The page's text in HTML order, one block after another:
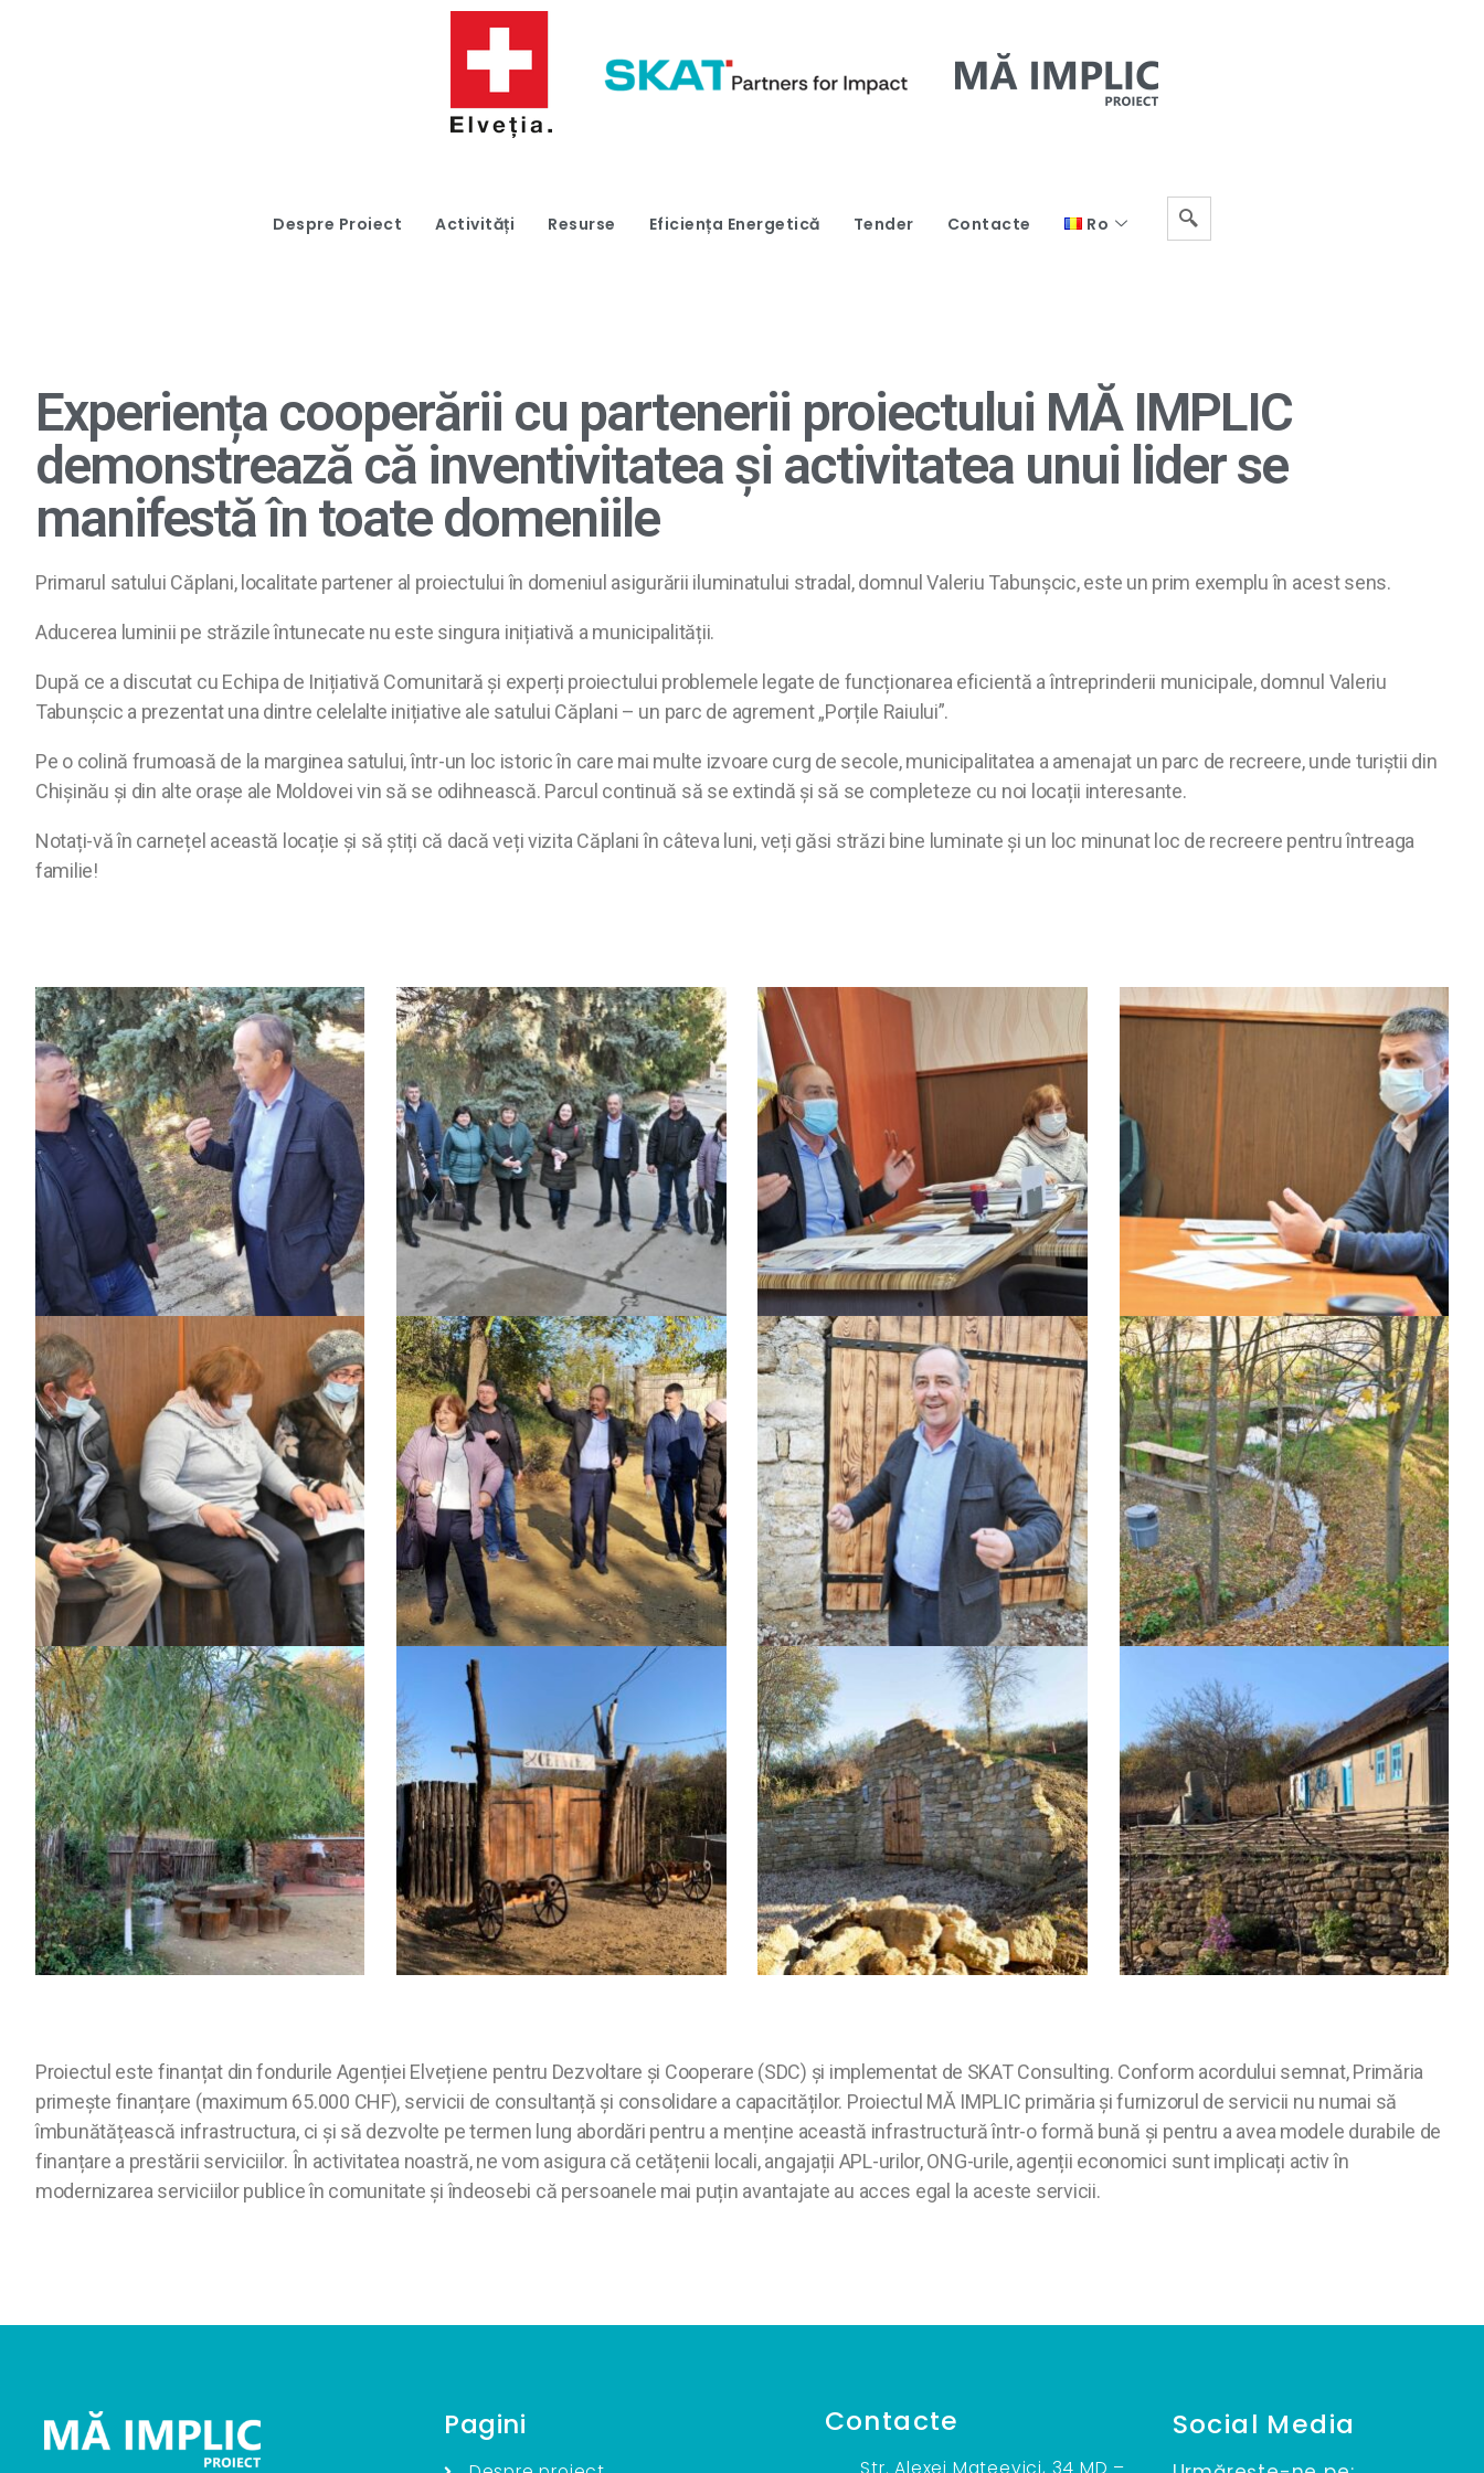
Despre Proiect Activități Resurse Eficiența Energetică Tender Contacte Ro
Experiența cooperării cu partenerii proiectului MĂ IMPLIC
demonstrează că inventivitatea și activitatea unui lider se
manifestă în toate domeniile
Primarul satului Căplani, localitate partener al proiectului în domeniul asigurării iluminatului stradal, domnul Valeriu Tabunșcic, este un prim exemplu în acest sens.
Aducerea luminii pe străzile întunecate nu este singura inițiativă a municipalității.
După ce a discutat cu Echipa de Inițiativă Comunitară și experți proiectului problemele legate de funcționarea eficientă a întreprinderii municipale, domnul Valeriu
Tabunșcic a prezentat una dintre celelalte inițiative ale satului Căplani – un parc de agrement „Porțile Raiului”.
Pe o colină frumoasă de la marginea satului, într-un loc istoric în care mai multe izvoare curg de secole, municipalitatea a amenajat un parc de recreere, unde turiștii din
Chișinău și din alte orașe ale Moldovei vin să se odihnească. Parcul continuă să se extindă și să se completeze cu noi locații interesante.
Notați-vă în carnețel această locație și să știți că dacă veți vizita Căplani în câteva luni, veți găsi străzi bine luminate și un loc minunat loc de recreere pentru întreaga
familie!
Proiectul este finanțat din fondurile Agenției Elvețiene pentru Dezvoltare şi Cooperare (SDC) și implementat de SKAT Consulting. Conform acordului semnat, Primăria
primește finanțare (maximum 65.000 CHF), servicii de consultanță și consolidare a capacităților. Proiectul MĂ IMPLIC primăria și furnizorul de servicii nu numai să
îmbunătățească infrastructura, ci și să dezvolte pe termen lung abordări pentru a menține această infrastructură într-o formă bună și pentru a avea modele durabile de
finanțare a prestării serviciilor. În activitatea noastră, ne vom asigura că cetățenii locali, angajații APL-urilor, ONG-urile, agenții economici sunt implicați activ în
modernizarea serviciilor publice în comunitate și îndeosebi că persoanele mai puțin avantajate au acces egal la aceste servicii.
Pagini Contacte
Str. Alexei Mateevici, 34 MD –
Social Media